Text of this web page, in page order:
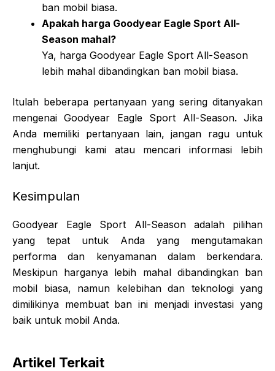
ban mobil biasa.
Apakah harga Goodyear Eagle Sport All-
Season mahal?
Ya, harga Goodyear Eagle Sport All-Season
lebih mahal dibandingkan ban mobil biasa.
Itulah beberapa pertanyaan yang sering ditanyakan
mengenai Goodyear Eagle Sport All-Season. Jika
Anda memiliki pertanyaan lain, jangan ragu untuk
menghubungi kami atau mencari informasi lebih
lanjut.
Kesimpulan
Goodyear Eagle Sport All-Season adalah pilihan
yang tepat untuk Anda yang mengutamakan
performa dan kenyamanan dalam berkendara.
Meskipun harganya lebih mahal dibandingkan ban
mobil biasa, namun kelebihan dan teknologi yang
dimilikinya membuat ban ini menjadi investasi yang
baik untuk mobil Anda.
Artikel Terkait